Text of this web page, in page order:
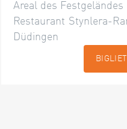
Areal des Festgeländes
Restaurant Stynlera-
Düdingen